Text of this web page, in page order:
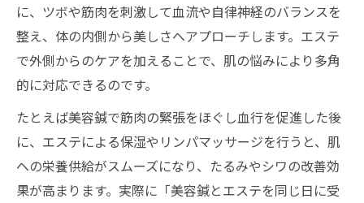
に、ツボや筋肉を刺激して血流や自律神経のバランスを
整え、体の内側から美しさへアプローチします。エステ
で外側からのケアを加えることで、肌の悩みにより多角
的に対応できるのです。
たとえば美容鍼で筋肉の緊張をほぐし血行を促進した後
に、エステによる保湿やリンパマッサージを行うと、肌
への栄養供給がスムーズになり、たるみやシワの改善効
果が高まります。実際に「美容鍼とエステを同じ日に受